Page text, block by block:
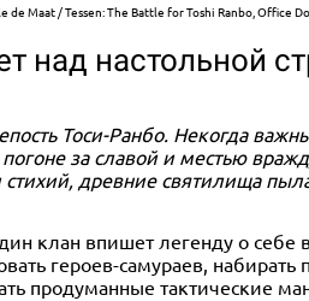
de Maat / Tessen: The Battle for Toshi Ranbo,
над настольной
Тоси-Ранбо. Некогда
за славой и местью
древние святилища
клан впишет легенду о
героев-самураев,
продуманные тактические